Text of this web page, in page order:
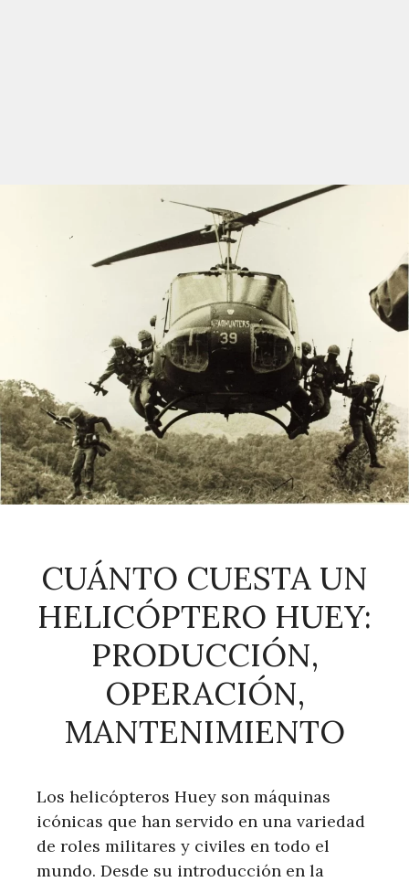
CUÁNTO CUESTA UN
HELICÓPTERO HUEY:
PRODUCCIÓN,
OPERACIÓN,
MANTENIMIENTO
Los helicópteros Huey son máquinas
icónicas que han servido en una variedad
de roles militares y civiles en todo el
mundo. Desde su introducción en la